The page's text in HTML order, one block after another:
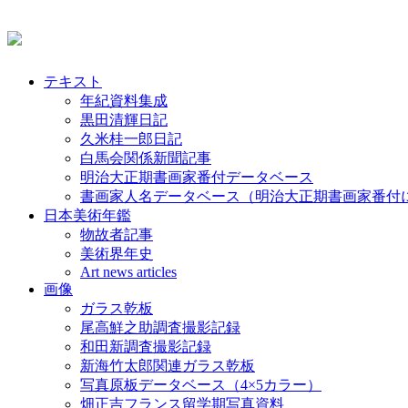
テキスト
年紀資料集成
黒田清輝日記
久米桂一郎日記
白馬会関係新聞記事
明治大正期書画家番付データベース
書画家人名データベース（明治大正期書画家番付
日本美術年鑑
物故者記事
美術界年史
Art news articles
画像
ガラス乾板
尾高鮮之助調査撮影記録
和田新調査撮影記録
新海竹太郎関連ガラス乾板
写真原板データベース（4×5カラー）
畑正吉フランス留学期写真資料